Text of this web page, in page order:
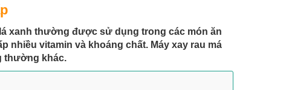
xanh thường được sử dụng trong các món ăn
nhiều vitamin và khoáng chất. Máy xay rau má
thường khác.